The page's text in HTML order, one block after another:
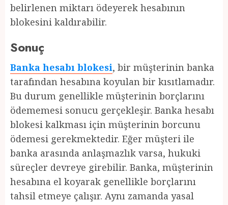
belirlenen miktarı ödeyerek hesabının
blokesini kaldırabilir.
Sonuç
Banka hesabı blokesi, bir müşterinin banka
tarafından hesabına koyulan bir kısıtlamadır.
Bu durum genellikle müşterinin borçlarını
ödememesi sonucu gerçekleşir. Banka hesabı
blokesi kalkması için müşterinin borcunu
ödemesi gerekmektedir. Eğer müşteri ile
banka arasında anlaşmazlık varsa, hukuki
süreçler devreye girebilir. Banka, müşterinin
hesabına el koyarak genellikle borçlarını
tahsil etmeye çalışır. Aynı zamanda yasal